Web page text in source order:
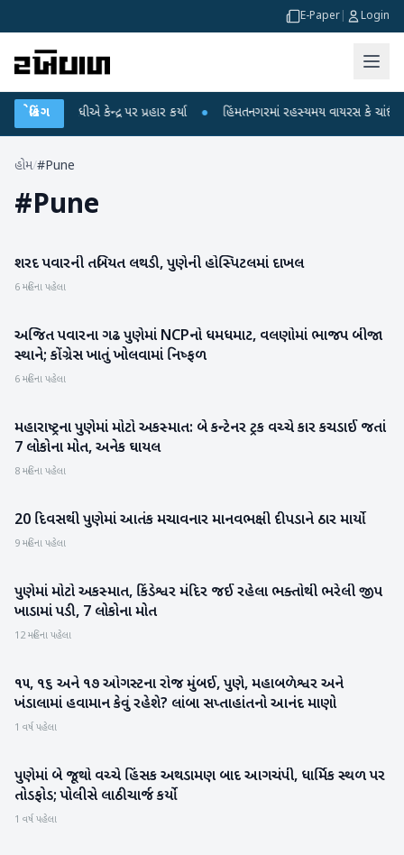
E-Paper Login
બ્રેકિંગ
રાહુલ ગાંધીએ કેન્દ્ર પર પ્રહાર કર્યા ● હિંમતનગરમાં રહસ્યમય વાયરસ કે ચાંદીપુરા?
હોમ/#Pune
#Pune
રાષ્ટ્રીય
શરદ પવારની તબિયત લથડી, પુણેની હોસ્પિટલમાં દાખલ
6 મહિના પહેલા
રાજકારણ
અજિત પવારના ગઢ પુણેમાં NCPનો ધમધમાટ, વલણોમાં ભાજપ બીજા
સ્થાને; કોંગ્રેસ ખાતું ખોલવામાં નિષ્ફળ
6 મહિના પહેલા
રાષ્ટ્રીય
મહારાષ્ટ્રના પુણેમાં મોટો અકસ્માત: બે કન્ટેનર ટ્રક વચ્ચે કાર કચડાઈ જતાં
7 લોકોના મોત, અનેક ઘાયલ
8 મહિના પહેલા
રાષ્ટ્રીય
20 દિવસથી પુણેમાં આતંક મચાવનાર માનવભક્ષી દીપડાને ઠાર માર્યો
9 મહિના પહેલા
રાષ્ટ્રીય
પુણેમાં મોટો અકસ્માત, કિંડેશ્વર મંદિર જઈ રહેલા ભક્તોથી ભરેલી જીપ
ખાડામાં પડી, 7 લોકોના મોત
12 મહિના પહેલા
રાષ્ટ્રીય
૧૫, ૧૬ અને ૧૭ ઓગસ્ટના રોજ મુંબઈ, પુણે, મહાબળેશ્વર અને
ખંડાલામાં હવામાન કેવું રહેશે? લાંબા સપ્તાહાંતનો આનંદ માણો
1 વર્ષ પહેલા
રાષ્ટ્રીય
પુણેમાં બે જૂથો વચ્ચે હિંસક અથડામણ બાદ આગચંપી, ધાર્મિક સ્થળ પર
તોડફોડ; પોલીસે લાઠીચાર્જ કર્યો
1 વર્ષ પહેલા